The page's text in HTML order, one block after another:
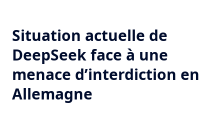
Situation actuelle de
DeepSeek face à une
menace d’interdiction en
Allemagne